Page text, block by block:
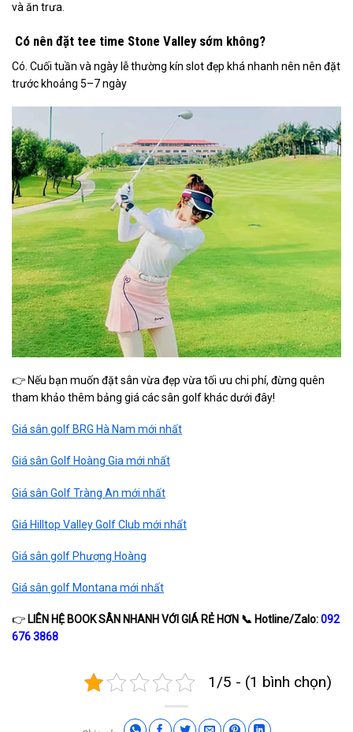
và ăn trưa.
Có nên đặt tee time Stone Valley sớm không?
Có. Cuối tuần và ngày lễ thường kín slot đẹp khá nhanh nên nên đặt
trước khoảng 5–7 ngày
👉 Nếu bạn muốn đặt sân vừa đẹp vừa tối ưu chi phí, đừng quên
tham khảo thêm bảng giá các sân golf khác dưới đây!
Giá sân golf BRG Hà Nam mới nhất
Giá sân Golf Hoàng Gia mới nhất
Giá sân Golf Tràng An mới nhất
Giá Hilltop Valley Golf Club mới nhất
Giá sân golf Phượng Hoàng
Giá sân golf Montana mới nhất
👉 LIÊN HỆ BOOK SÂN NHANH VỚI GIÁ RẺ HƠN 📞 Hotline/Zalo:092
676 3868
1/5 - (1 bình chọn)